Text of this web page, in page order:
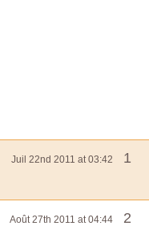
Juil 22nd 2011 at 03:42 1
Août 27th 2011 at 04:44 2